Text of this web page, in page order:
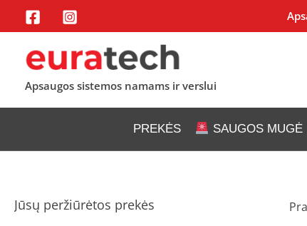
Pereiti
prie
turinio
Apsaugos sistemos namams ir verslui
PREKĖS SAUGOS MUGĖ
Jūsų peržiūrėtos prekės